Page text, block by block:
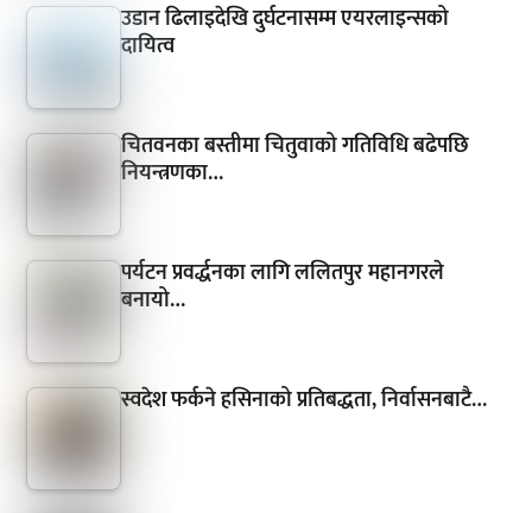
उडान ढिलाइदेखि दुर्घटनासम्म एयरलाइन्सको
दायित्व
चितवनका बस्तीमा चितुवाको गतिविधि बढेपछि
नियन्त्रणका…
पर्यटन प्रवर्द्धनका लागि ललितपुर महानगरले
बनायो…
स्वदेश फर्कने हसिनाको प्रतिबद्धता, निर्वासनबाटै…